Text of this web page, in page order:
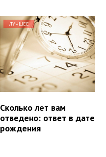
ЛУЧШЕЕ
Сколько лет вам
отведено: ответ в дате
рождения